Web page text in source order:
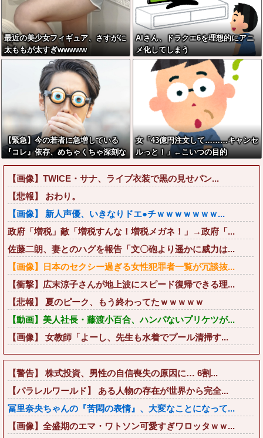
最近の美少女フィギュア、さすがに
太ももが太すぎwwwww
AIさん、ドラクエ6を理想的にアニ
メ化してしまう
【緊急】今の若者に急増している
『コレ』依存、めちゃくちゃ深刻な
模様w w w w w w w w w w
女「43億円注文して………キャンセ
ルっと！」←こいつの目的
【画像】TWICE・サナ、ライブ衣装で黒の見せパン...
【悲報】 おわり。
【画像】 新人声優、いきなりドエ●チｗｗｗｗｗｗｗ...
政府「増税」敵「増税すんな！増税メガネ！」→政府「...
佐藤二朗、妻とのハグを報告「文〇砲より遥かに威力は...
【画像】日本のセクシー過ぎる女性犯罪者一覧が冗談抜...
【衝撃】広末涼子さんが地上波にスピード復帰できる理...
【悲報】 夏のピーク、もう終わってたｗｗｗｗｗ
【動画】美人社長・藤渡小百合、ハンパないプリケツが...
【画像】 女教師「よーし、先生も水着でプール清掃す...
【警告】 株式投資、男性の自信喪失の原因に… 6割...
【パラレルワールド】 ある人物の存在が世界から完全...
冨里奈央ちゃんの『苦悶の表情』、大変なことになって...
【画像】全盛期のエマ・ワトソン可愛すぎワロッタｗｗ...